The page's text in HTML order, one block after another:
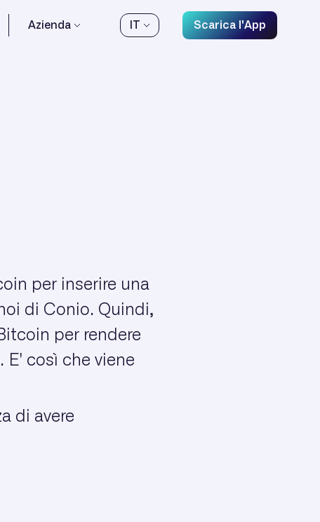
Azienda IT Scarica l'App
per inserire una
di Conio. Quindi,
per rendere
così che viene
di avere